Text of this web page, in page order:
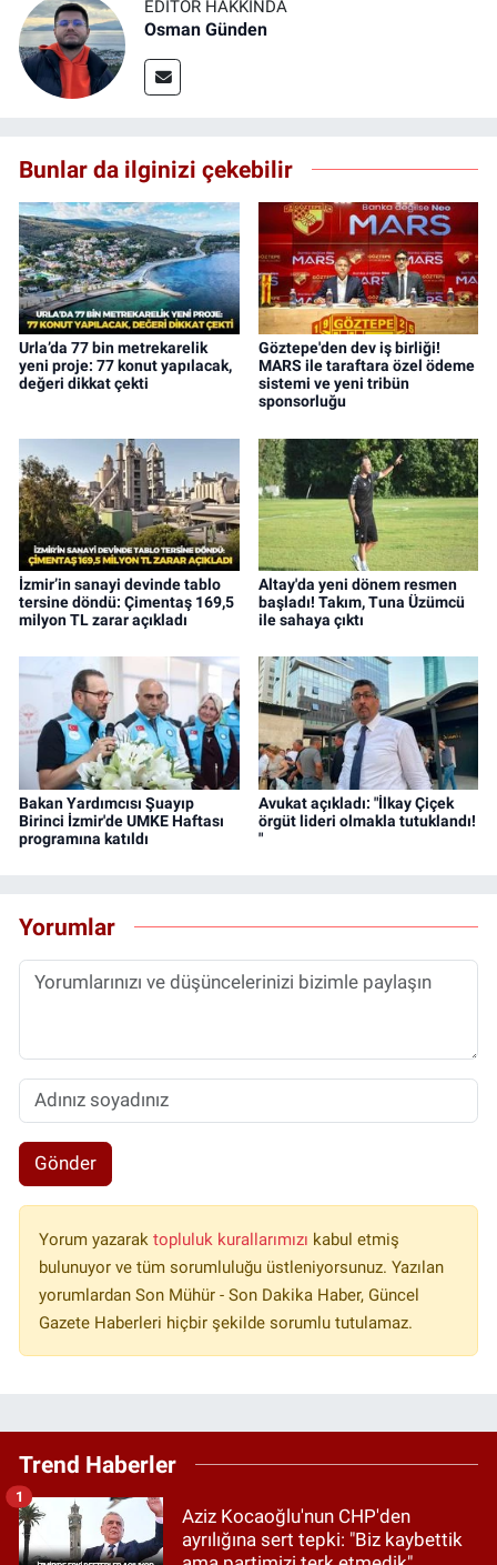
EDITÖR HAKKINDA
Osman Günden
Bunlar da ilginizi çekebilir
Urla’da 77 bin metrekarelik
yeni proje: 77 konut yapılacak,
değeri dikkat çekti
Göztepe'den dev iş birliği!
MARS ile taraftara özel ödeme
sistemi ve yeni tribün
sponsorluğu
İzmir’in sanayi devinde tablo
tersine döndü: Çimentaş 169,5
milyon TL zarar açıkladı
Altay'da yeni dönem resmen
başladı! Takım, Tuna Üzümcü
ile sahaya çıktı
Bakan Yardımcısı Şuayıp
Birinci İzmir'de UMKE Haftası
programına katıldı
Avukat açıkladı: "İlkay Çiçek
örgüt lideri olmakla tutuklandı!
"
Yorumlar
Gönder
Yorum yazarak topluluk kurallarımızı kabul etmiş
bulunuyor ve tüm sorumluluğu üstleniyorsunuz. Yazılan
yorumlardan Son Mühür - Son Dakika Haber, Güncel
Gazete Haberleri hiçbir şekilde sorumlu tutulamaz.
Trend Haberler
Aziz Kocaoğlu'nun CHP'den
ayrılığına sert tepki: "Biz kaybettik
1